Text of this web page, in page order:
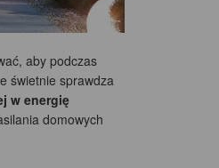
aby podczas
świetnie sprawdza
w energię
domowych